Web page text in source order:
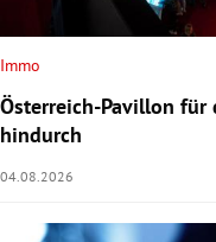
Immo
Österreich-Pavillon für
hindurch
04.08.2026